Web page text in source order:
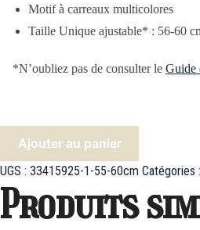
Motif à carreaux multicolores
Taille Unique ajustable* : 56-60
*N’oubliez pas de consulter le Guide
Ajouter au panier
UGS : 33415925-1-55-60cm Catégories :
Produits